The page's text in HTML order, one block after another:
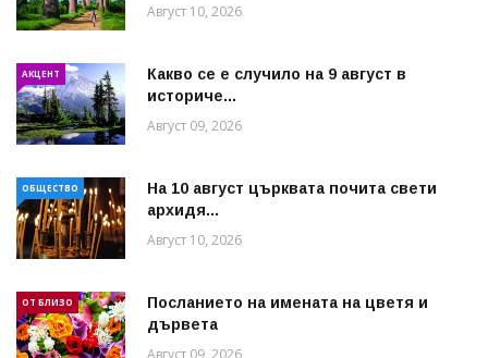
Август 10, 2026
АКЦЕНТ
Какво се е случило на 9 август в
историче...
Август 09, 2026
ОБЩЕСТВО
На 10 август църквата почита свети
архидя...
Август 10, 2026
ОТ БЛИЗО
Посланието на имената на цветя и
дървета
Август 09, 2026